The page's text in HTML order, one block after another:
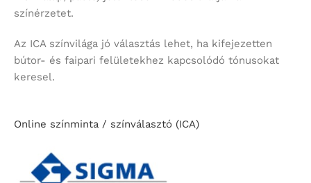
színérzetet.
Az ICA színvilága jó választás lehet, ha kifejezetten
bútor- és faipari felületekhez kapcsolódó tónusokat
keresel.
Online színminta / színválasztó (ICA)